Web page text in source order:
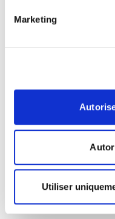
Marketing
Utiliser